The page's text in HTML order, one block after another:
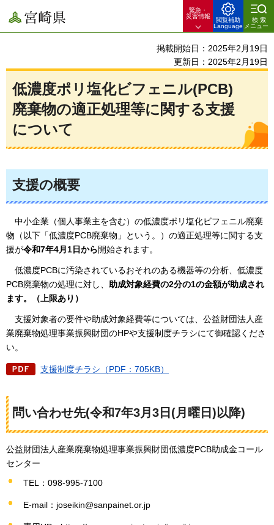
宮崎県
緊急・
災害情報
閲覧補助
Language
検索
メニュー
掲載開始日：2025年2月19日
更新日：2025年2月19日
低濃度ポリ塩化ビフェニル(PCB)
廃棄物の適正処理等に関する支援
について
支援の概要
中小企業（個人事業主を含む）の低濃度ポリ塩化ビフェニル廃棄
物（以下「低濃度PCB廃棄物」という。）の適正処理等に関する支
援が令和7年4月1日から開始されます。
低濃度PCBに汚染されているおそれのある機器等の分析、低濃度
PCB廃棄物の処理に対し、
助成対象経費の2分の1の金額が助成され
ます。（上限あり）
支援対象者の要件や助成対象経費等については、公益財団法人産
業廃棄物処理事業振興財団のHPや支援制度チラシにて御確認くださ
い。
支援制度チラシ（PDF：705KB）
問い合わせ先(令和7年3月3日(月曜日)以降)
公益財団法人産業廃棄物処理事業振興財団低濃度PCB助成金コール
センター
TEL：098-995-7100
E-mail：joseikin@sanpainet.or.jp